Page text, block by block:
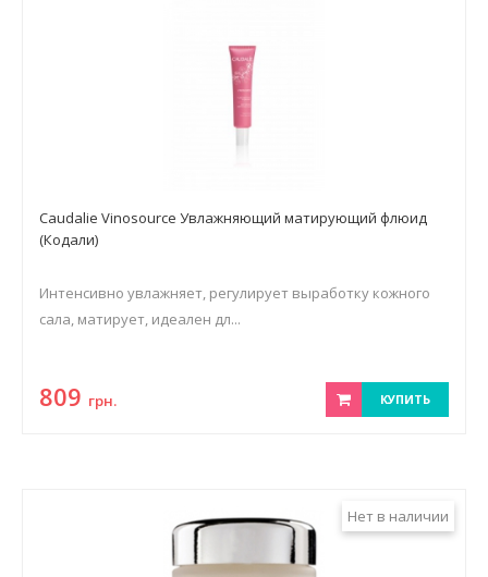
Caudalie Vinosource Увлажняющий матирующий флюид
(Кодали)
Интенсивно увлажняет, регулирует выработку кожного
сала, матирует, идеален дл...
809 грн. КУПИТЬ
Нет в наличии